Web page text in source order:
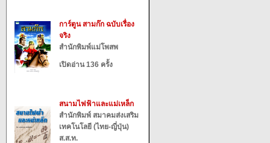
การ์ตูน สามก๊ก ฉบับเรื่อง
จริง
สำนักพิมพ์แม่โพสพ
เปิดอ่าน 136 ครั้ง
สนามไฟฟ้าและแม่เหล็ก
สำนักพิมพ์ สมาคมส่งเสริม
เทคโนโลยี (ไทย-ญี่ปุ่น)
ส.ส.ท.